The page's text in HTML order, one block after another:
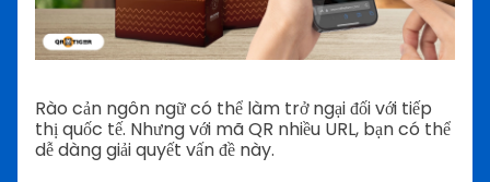
Rào cản ngôn ngữ có thể làm trở ngại đối với tiếp
thị quốc tế. Nhưng với mã QR nhiều URL, bạn có thể
dễ dàng giải quyết vấn đề này.